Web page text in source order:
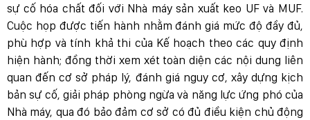
sự cố hóa chất đối với Nhà máy sản xuất keo UF và MUF.
Cuộc họp được tiến hành nhằm đánh giá mức độ đầy đủ,
phù hợp và tính khả thi của Kế hoạch theo các quy định
hiện hành; đồng thời xem xét toàn diện các nội dung liên
quan đến cơ sở pháp lý, đánh giá nguy cơ, xây dựng kịch
bản sự cố, giải pháp phòng ngừa và năng lực ứng phó của
Nhà máy, qua đó bảo đảm cơ sở có đủ điều kiện chủ động